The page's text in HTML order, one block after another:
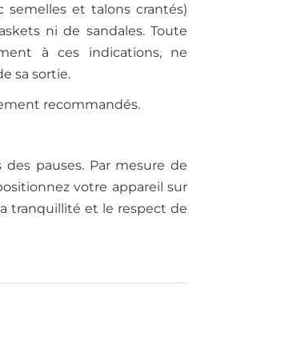
semelles et talons crantés)
ni de sandales. Toute
à ces indications, ne
sa sortie.
recommandés.
pauses. Par mesure de
votre appareil sur
tranquillité et le respect de